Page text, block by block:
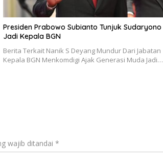
Presiden Prabowo Subianto Tunjuk Sudaryono
Jadi Kepala BGN
Berita Terkait Nanik S Deyang Mundur Dari Jabatan
Kepala BGN Menkomdigi Ajak Generasi Muda Jadi…
wajib ditandai *